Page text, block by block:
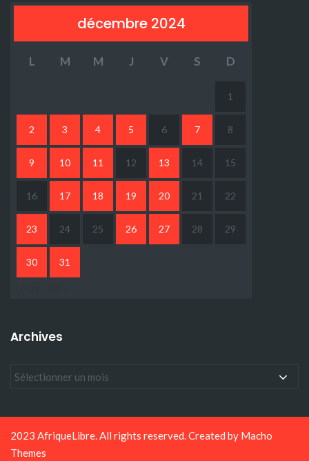
décembre 2024
L M M J V S D
1
2 3 4 5 6 7 8
9 10 11 12 13 14 15
16 17 18 19 20 21 22
23 24 25 26 27 28 29
30 31
Archives
2023 AfriqueLibre. All rights reserved. Created by Macho
Themes